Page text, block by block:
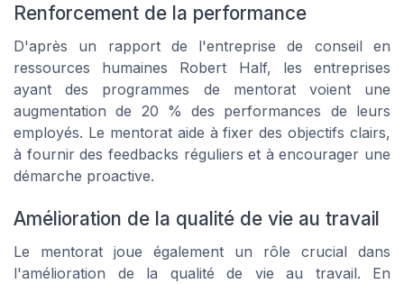
Renforcement de la performance
D'après un rapport de l'entreprise de conseil en
ressources humaines Robert Half, les entreprises
ayant des programmes de mentorat voient une
augmentation de 20 % des performances de leurs
employés. Le mentorat aide à fixer des objectifs clairs,
à fournir des feedbacks réguliers et à encourager une
démarche proactive.
Amélioration de la qualité de vie au travail
Le mentorat joue également un rôle crucial dans
l'amélioration de la qualité de vie au travail. En